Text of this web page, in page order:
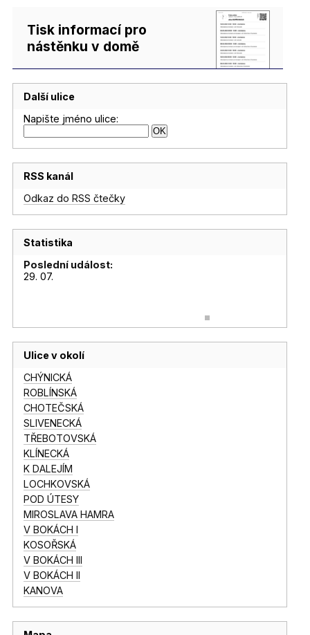
Tisk informací pro
nástěnku v domě
Další ulice
Napište jméno ulice:
RSS kanál
Odkaz do RSS čtečky
Statistika
Poslední událost:
29. 07.
Ulice v okolí
CHÝNICKÁ
ROBLÍNSKÁ
CHOTEČSKÁ
SLIVENECKÁ
TŘEBOTOVSKÁ
KLÍNECKÁ
K DALEJÍM
LOCHKOVSKÁ
POD ÚTESY
MIROSLAVA HAMRA
V BOKÁCH I
KOSOŘSKÁ
V BOKÁCH III
V BOKÁCH II
KANOVA